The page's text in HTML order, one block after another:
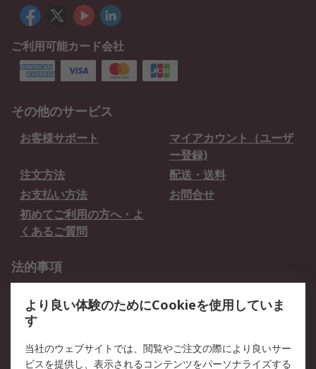
ご利用可能カード会社
その他のサービス
お客様サポート
マイアカウント（ユーザ
ー登録)
注文方法
配送・送料
お支払い方法
お問合せ
初めてご利用の方へ・よ
くあるご質問
法的事項
クッキーポリシー
RSについて
より良い体験のためにCookieを使用していま
す
当社のウェブサイトでは、閲覧やご注文の際により良いサー
ビスを提供し、表示されるコンテンツをパーソナライズする